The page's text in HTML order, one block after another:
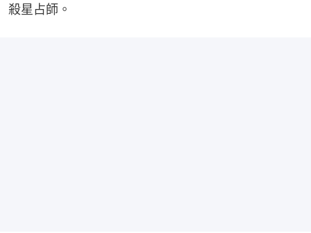
殺星占師。